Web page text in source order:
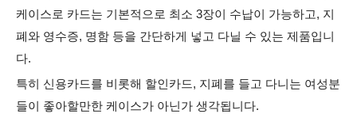
케이스로 카드는 기본적으로 최소 3장이 수납이 가능하고, 지
폐와 영수증, 명함 등을 간단하게 넣고 다닐 수 있는 제품입니
다.
특히 신용카드를 비롯해 할인카드, 지폐를 들고 다니는 여성분
들이 좋아할만한 케이스가 아닌가 생각됩니다.